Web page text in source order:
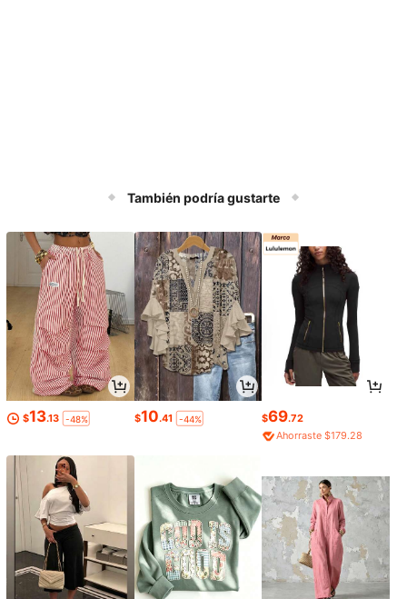
También podría gustarte
$13.13 -48% $10.41 -44% $69.72
Ahorraste $179.28